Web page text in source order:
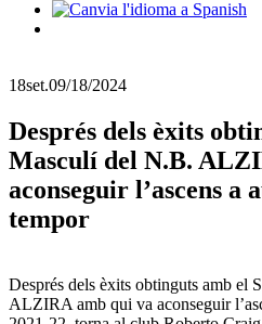
18set.09/18/2024
Després dels èxits
Masculí del N.B.
aconseguir l’ascens a
tempor
Després dels èxits obtinguts amb el
ALZIRA amb qui va aconseguir